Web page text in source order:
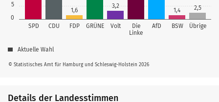
0
5
SPD CDU FDP GRÜNE Volt
Die
Linke
AfD BSW Übrige
1,6
3,2
1,4 2,5
© Statistisches Amt für Hamburg und Schleswig-Holstein 2026
Aktuelle Wahl
Details der Landesstimmen